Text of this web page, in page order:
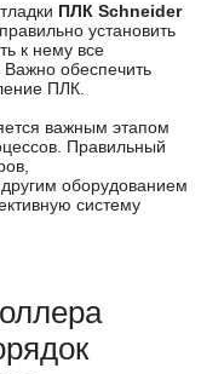
ПЛК Schneider
установить
к нему все
обеспечить
ПЛК.
важным этапом
Правильный
оборудованием
систему